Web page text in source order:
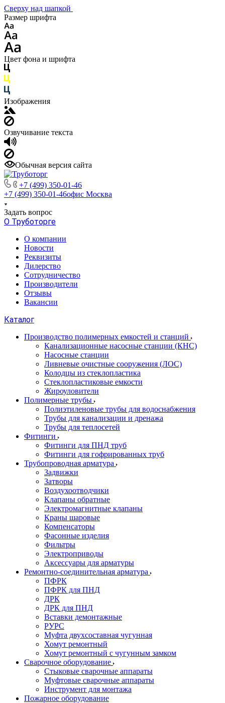
Сверху над шапкой
Размер шрифта
Цвет фона и шрифта
Изображения
Озвучивание текста
Обычная версия сайта
+7 (499) 350-01-46
+7 (499) 350-01-46офис Москва
Задать вопрос
О Труботорге
О компании
Новости
Реквизиты
Дилерство
Сотрудничество
Производители
Отзывы
Вакансии
Каталог
Производство полимерных емкостей и станций
Канализационные насосные станции (КНС)
Насосные станции
Ливневые очистные сооружения (ЛОС)
Колодцы из стеклопластика
Стеклопластиковые емкости
Жироуловители
Полимерные трубы
Полиэтиленовые трубы для водоснабжения
Трубы для канализации и дренажа
Трубы для теплосетей
Фитинги
Фитинги для ПНД труб
Фитинги для гофрированных труб
Трубопроводная арматура
Задвижки
Затворы
Воздухоотводчики
Клапаны обратные
Электромагнитные клапаны
Краны шаровые
Компенсаторы
Фасонные изделия
Фильтры
Электроприводы
Аксессуары для арматуры
Ремонтно-соединительная арматура
ПФРК
ПФРК для ПНД
ДРК
ДРК для ПНД
Вставки демонтажные
РУРС
Муфта двухсоставная чугунная
Хомут ремонтный
Хомут ремонтный с чугунным замком
Сварочное оборудование
Стыковые сварочные аппараты
Муфтовые сварочные аппараты
Инструмент для монтажа
Пожарное оборудование